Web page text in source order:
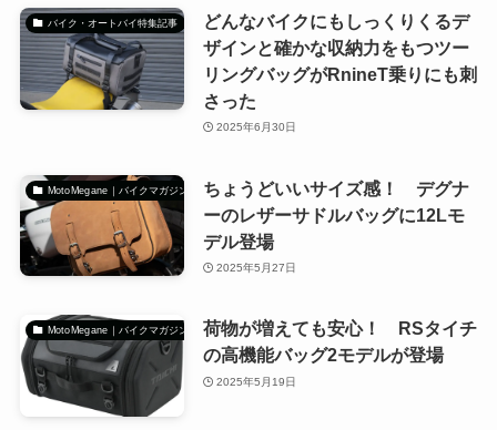
バイク・オートバイ特集記事
どんなバイクにもしっくりくるデ
ザインと確かな収納力をもつツー
リングバッグがRnineT乗りにも刺
さった
2025年6月30日
MotoMegane｜バイクマガジン
ちょうどいいサイズ感！ デグナ
ーのレザーサドルバッグに12Lモ
デル登場
2025年5月27日
MotoMegane｜バイクマガジン
荷物が増えても安心！ RSタイチ
の高機能バッグ2モデルが登場
2025年5月19日